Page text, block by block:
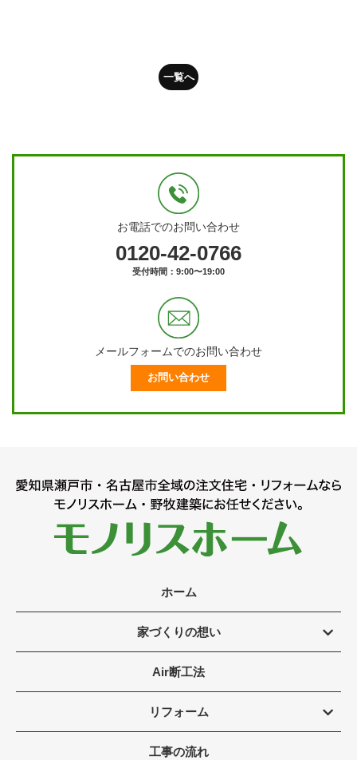
一覧へ
お電話でのお問い合わせ
0120-42-0766
受付時間：9:00〜19:00
メールフォームでのお問い合わせ
お問い合わせ
ホーム
家づくりの想い
Air断工法
リフォーム
工事の流れ